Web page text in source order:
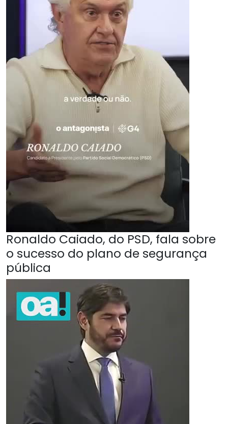
Ronaldo Caiado, do PSD, fala sobre
o sucesso do plano de segurança
pública